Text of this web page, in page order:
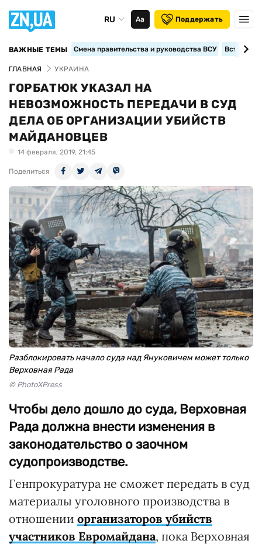
RU Аа Поддержать
ВАЖНЫЕ ТЕМЫ Смена правительства и руководства ВСУ
ГЛАВНАЯ УКРАИНА
ГОРБАТЮК УКАЗАЛ НА
НЕВОЗМОЖНОСТЬ ПЕРЕДАЧИ В СУД
ДЕЛА ОБ ОРГАНИЗАЦИИ УБИЙСТВ
МАЙДАНОВЦЕВ
14 февраля, 2019, 21:45
Поделиться
Разблокировать начало суда над Януковичем может только
Верховная Рада
© PhotoXPress
Чтобы дело дошло до суда, Верховная
Рада должна внести изменения в
законодательство о заочном
судопроизводстве.
Генпрокуратура не сможет передать в суд
материалы уголовного производства в
отношении организаторов убийств
участников Евромайдана, пока Верховная